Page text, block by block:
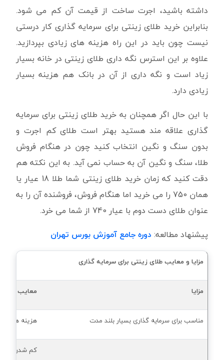
داشته باشید، اجرت ساخت از قیمت آن کم می شود.
بنابراین خرید طلای زینتی برای سرمایه گذاری کار درستی
نیست چون باید در این راه هزینه های زیادی بپردازید.
علاوه بر این استرس نگه داری طلای زینتی در خانه بسیار
زیاد است و نگه داری از آن در بانک هم هزینه بسیار
زیادی دارد.
با این حال اگر همچنان به خرید طلای زینتی برای سرمایه
گذاری علاقه مند هستید بهتر است طلای کم اجرت و
بدون سنگ و نگین انتخاب کنید چون در هنگام فروش
طلا، سنگ و نگین آن به حساب نمی آید. به این نکته هم
دقت کنید که زمان خرید طلای زینتی شما طلا 18 عیار یا
همان 750 را می خرید اما هنگام فروش، فروشنده آن را به
عنوان طلای دست دوم با عیار 740 از شما می خرد.
پیشنهاد مطالعه: دوره جامع آموزش بورس تهران
مزایا و معایب طلای زینتی برای سرمایه گذاری
مزایا معایب
مناسب برای سرمایه گذاری بسیار بلند مدت هزینه های
کم شدن